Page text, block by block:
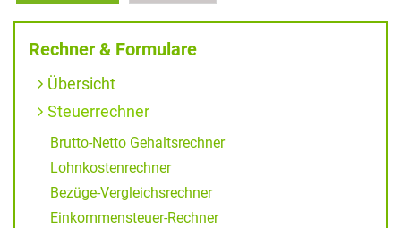
Rechner & Formulare
Übersicht
Steuerrechner
Brutto-Netto Gehaltsrechner
Lohnkostenrechner
Bezüge-Vergleichsrechner
Einkommensteuer-Rechner